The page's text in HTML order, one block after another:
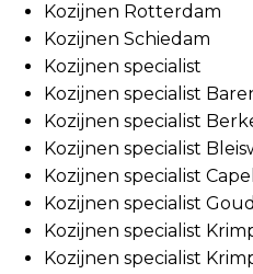
Kozijnen Rotterdam
Kozijnen Schiedam
Kozijnen specialist
Kozijnen specialist
Kozijnen specialist
Kozijnen specialist
Kozijnen specialist
Kozijnen specialist
Kozijnen specialist
Kozijnen specialist